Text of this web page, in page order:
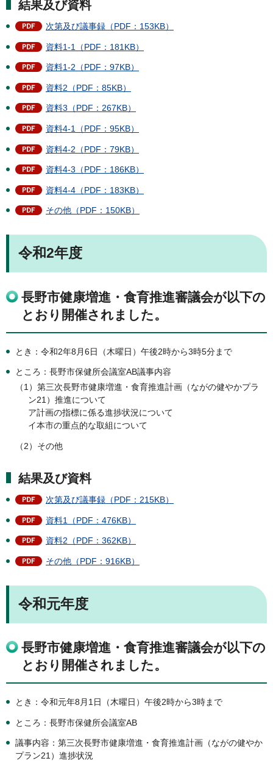
結果及び資料
次第及び議事録（PDF：153KB）
資料1-1（PDF：181KB）
資料1-2（PDF：97KB）
資料2（PDF：85KB）
資料3（PDF：267KB）
資料4-1（PDF：95KB）
資料4-2（PDF：79KB）
資料4-3（PDF：186KB）
資料4-4（PDF：183KB）
その他（PDF：150KB）
令和2年度
長野市健康増進・食育推進審議会が以下の
とおり開催されました。
とき：令和2年8月6日（木曜日）午後2時から3時5分まで
ところ：長野市保健所会議室AB議事内容
（1）第三次長野市健康増進・食育推進計画（ながの健やかプラ
ン21）推進について
ア計画の指標に係る進捗状況について
イ本市の重点的な取組について
（2）その他
結果及び資料
次第及び議事録（PDF：215KB）
資料1（PDF：476KB）
資料2（PDF：362KB）
その他（PDF：916KB）
令和元年度
長野市健康増進・食育推進審議会が以下の
とおり開催されました。
とき：令和元年8月1日（木曜日）午後2時から3時まで
ところ：長野市保健所会議室AB
議事内容：第三次長野市健康増進・食育推進計画（ながの健やか
プラン21）進捗状況